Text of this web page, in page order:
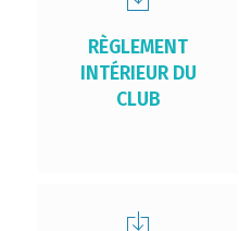
RÈGLEMENT
INTÉRIEUR DU
CLUB